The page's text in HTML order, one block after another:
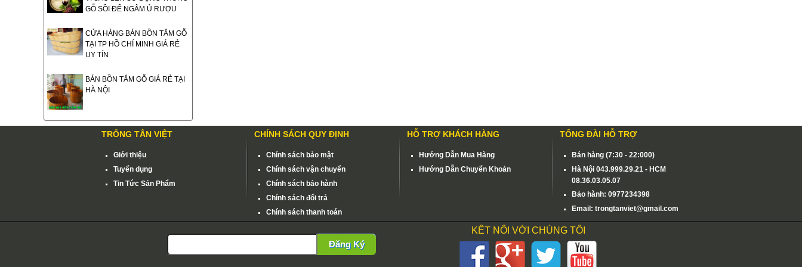
GỖ SỒI ĐỂ NGÂM Ủ RƯỢU
CỬA HÀNG BÁN BỒN TẮM GỖ
TẠI TP HỒ CHÍ MINH GIÁ RẺ
UY TÍN
BÁN BỒN TẮM GỖ GIÁ RẺ TẠI
HÀ NỘI
TRỐNG TÂN VIỆT
Giới thiệu
Tuyển dụng
Tin Tức Sản Phẩm
CHÍNH SÁCH QUY ĐỊNH
Chính sách bảo mật
Chính sách vận chuyển
Chính sách bảo hành
Chính sách đổi trả
Chính sách thanh toán
HỖ TRỢ KHÁCH HÀNG
Hướng Dẫn Mua Hàng
Hướng Dẫn Chuyển Khoản
TỔNG ĐÀI HỖ TRỢ
Bán hàng (7:30 - 22:000)
Hà Nội 043.999.29.21 - HCM
08.36.03.05.07
Bảo hành: 0977234398
Email: trongtanviet@gmail.com
Đăng Ký
KẾT NỐI VỚI CHÚNG TÔI